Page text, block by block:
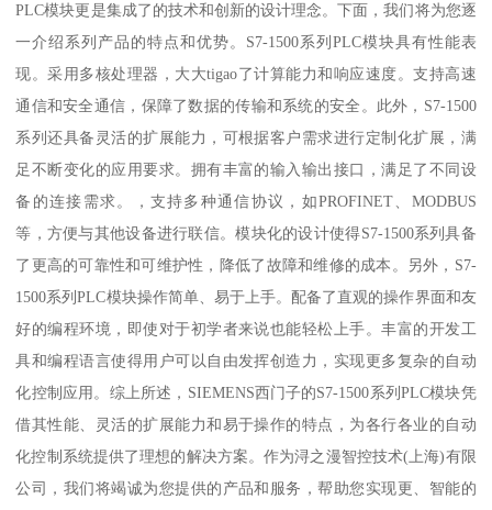
PLC模块更是集成了的技术和创新的设计理念。下面，我们将为您逐
一介绍系列产品的特点和优势。S7-1500系列PLC模块具有性能表
现。采用多核处理器，大大tigao了计算能力和响应速度。支持高速
通信和安全通信，保障了数据的传输和系统的安全。此外，S7-1500
系列还具备灵活的扩展能力，可根据客户需求进行定制化扩展，满
足不断变化的应用要求。拥有丰富的输入输出接口，满足了不同设
备的连接需求。，支持多种通信协议，如PROFINET、MODBUS
等，方便与其他设备进行联信。模块化的设计使得S7-1500系列具备
了更高的可靠性和可维护性，降低了故障和维修的成本。另外，S7-
1500系列PLC模块操作简单、易于上手。配备了直观的操作界面和友
好的编程环境，即使对于初学者来说也能轻松上手。丰富的开发工
具和编程语言使得用户可以自由发挥创造力，实现更多复杂的自动
化控制应用。综上所述，SIEMENS西门子的S7-1500系列PLC模块凭
借其性能、灵活的扩展能力和易于操作的特点，为各行各业的自动
化控制系统提供了理想的解决方案。作为浔之漫智控技术(上海)有限
公司，我们将竭诚为您提供的产品和服务，帮助您实现更、智能的